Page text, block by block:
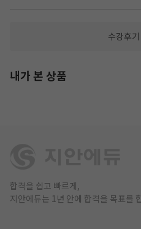
수강후
내가 본 상품
합격을 쉽고 빠르게,
지안에듀는 1년 안에 합격을 목표를